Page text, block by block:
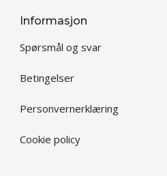
Informasjon
Spørsmål og svar
Betingelser
Personvernerklæring
Cookie policy